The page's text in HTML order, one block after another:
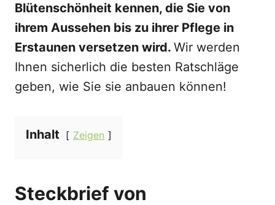
Blütenschönheit kennen, die Sie von
ihrem Aussehen bis zu ihrer Pflege in
Erstaunen versetzen wird. Wir werden
Ihnen sicherlich die besten Ratschläge
geben, wie Sie sie anbauen können!
Inhalt Zeigen
Steckbrief von